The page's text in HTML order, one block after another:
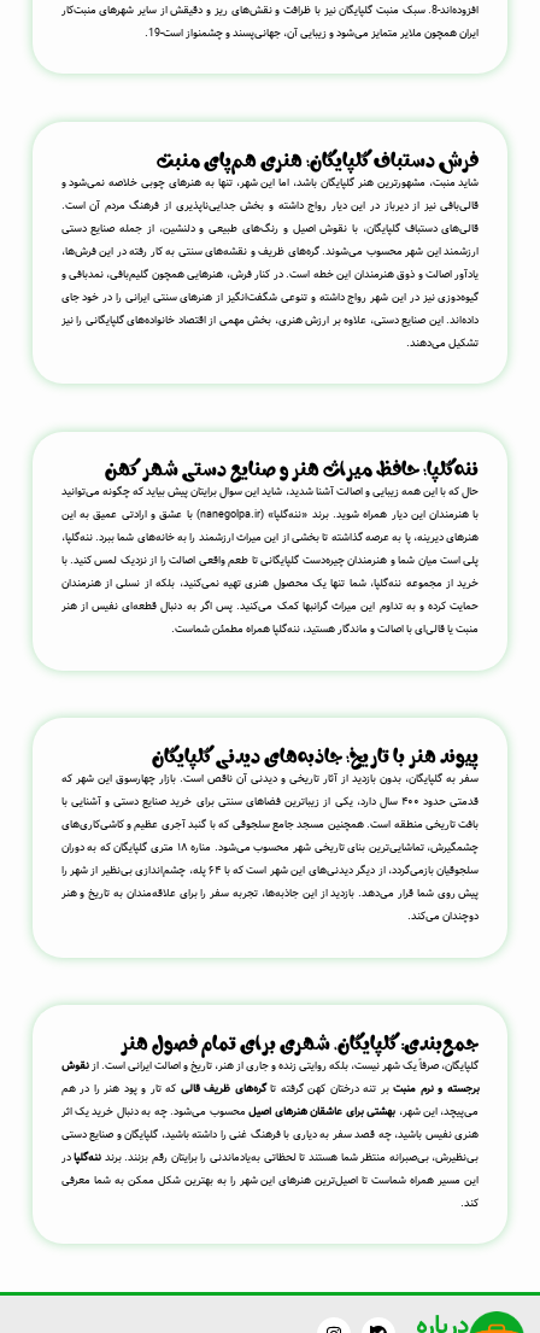
افزوده‌اند-8 . سبک منبت گلپایگان نیز با ظرافت و نقش‌های ریز و دقیقش از سایر شهرهای منبت‌کار
ایران همچون ملایر متمایز می‌شود و زیبایی آن، جهانی‌پسند و چشمنواز است-19
.
فرش دستباف گلپایگان؛ هنری هم‌پای منبت
شاید منبت، مشهورترین هنر گلپایگان باشد، اما این شهر، تنها به هنرهای چوبی خلاصه نمی‌شود و
قالی‌بافی نیز از دیرباز در این دیار رواج داشته و بخش جدایی‌ناپذیری از فرهنگ مردم آن است.
قالی‌های دستباف گلپایگان، با نقوش اصیل و رنگ‌های طبیعی و دلنشین، از جمله صنایع دستی
ارزشمند این شهر محسوب می‌شوند. گره‌های ظریف و نقشه‌های سنتی به کار رفته در این فرش‌ها،
یادآور اصالت و ذوق هنرمندان این خطه است. در کنار فرش، هنرهایی همچون گلیم‌بافی، نمدبافی و
گیوه‌دوزی نیز در این شهر رواج داشته و تنوعی شگفت‌انگیز از هنرهای سنتی ایرانی را در خود جای
داده‌اند. این صنایع دستی، علاوه بر ارزش هنری، بخش مهمی از اقتصاد خانواده‌های گلپایگانی را نیز
تشکیل می‌دهند.
ننه‌گلپا؛ حافظ میراث هنر و صنایع دستی شهر کهن
حال که با این همه زیبایی و اصالت آشنا شدید، شاید این سوال برایتان پیش بیاید که چگونه می‌توانید
با هنرمندان این دیار همراه شوید. برند «ننه‌گلپا» (nanegolpa.ir) با عشق و ارادتی عمیق به این
هنرهای دیرینه، پا به عرصه گذاشته تا بخشی از این میراث ارزشمند را به خانه‌های شما ببرد. ننه‌گلپا،
پلی است میان شما و هنرمندان چیره‌دست گلپایگانی تا طعم واقعی اصالت را از نزدیک لمس کنید. با
خرید از مجموعه ننه‌گلپا، شما تنها یک محصول هنری تهیه نمی‌کنید، بلکه از نسلی از هنرمندان
حمایت کرده و به تداوم این میراث گرانبها کمک می‌کنید. پس اگر به دنبال قطعه‌ای نفیس از هنر
منبت یا قالی‌ای با اصالت و ماندگار هستید، ننه‌گلپا همراه مطمئن شماست.
پیوند هنر با تاریخ؛ جاذبه‌های دیدنی گلپایگان
سفر به گلپایگان، بدون بازدید از آثار تاریخی و دیدنی آن ناقص است. بازار چهارسوق این شهر که
قدمتی حدود ۴۰۰ سال دارد، یکی از زیباترین فضاهای سنتی برای خرید صنایع دستی و آشنایی با
بافت تاریخی منطقه است. همچنین مسجد جامع سلجوقی که با گنبد آجری عظیم و کاشی‌کاری‌های
چشمگیرش، تماشایی‌ترین بنای تاریخی شهر محسوب می‌شود. مناره ۱۸ متری گلپایگان که به دوران
سلجوقیان بازمی‌گردد، از دیگر دیدنی‌های این شهر است که با ۶۴ پله، چشم‌اندازی بی‌نظیر از شهر را
پیش روی شما قرار می‌دهد. بازدید از این جاذبه‌ها، تجربه سفر را برای علاقه‌مندان به تاریخ و هنر
دوچندان می‌کند.
جمع‌بندی: گلپایگان، شهری برای تمام فصول هنر
گلپایگان، صرفاً یک شهر نیست، بلکه روایتی زنده و جاری از هنر، تاریخ و اصالت ایرانی است. از نقوش
برجسته و نرم منبتبر تنه درختان کهن گرفته تاگره‌های ظریف قالیکه تار و پود هنر را در هم
می‌پیچد، این شهر، بهشتی برای عاشقان هنرهای اصیلمحسوب می‌شود. چه به دنبال خرید یک اثر
هنری نفیس باشید، چه قصد سفر به دیاری با فرهنگ غنی را داشته باشید، گلپایگان و صنایع دستی
بی‌نظیرش، بی‌صبرانه منتظر شما هستند تا لحظاتی به‌یادماندنی را برایتان رقم بزنند. برندننه‌گلپادر
این مسیر همراه شماست تا اصیل‌ترین هنرهای این شهر را به بهترین شکل ممکن به شما معرفی
کند.
I L
W T